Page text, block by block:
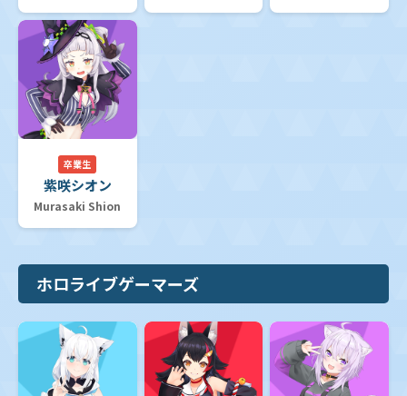
卒業生
紫咲シオン
Murasaki Shion
ホロライブゲーマーズ